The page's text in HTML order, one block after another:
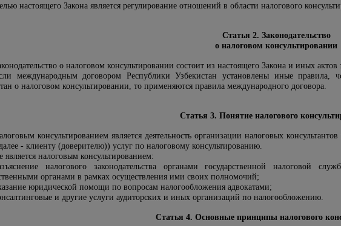
настоящего Закона является регулирование отношений в области налогового
Статья 2. Законодательство
о налоговом консультировании
о налоговом консультировании состоит из настоящего Закона и иных актов
международным договором Республики Узбекистан установлены иные правила,
о налоговом консультировании, то применяются правила международного договора.
Статья 3. Понятие налогового
консультированием является деятельность организации налоговых
- клиенту (доверителю)) услуг по налоговому консультированию.
является налоговым консультированием:
налогового законодательства органами государственной налоговой
органами в рамках осуществления ими своих полномочий;
юридической помощи по вопросам налогообложения адвокатами;
и другие услуги аудиторских и иных организаций по налогообложению.
Статья 4. Основные принципы налогового